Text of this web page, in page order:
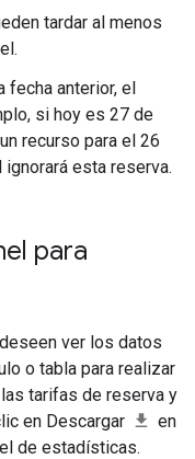
tardar al menos
fecha anterior, el
si hoy es 27 de
recurso para el 26
esta reserva.
para
ver los datos
o tabla para realizar
tarifas de reserva y
en Descargar
en
de estadísticas.